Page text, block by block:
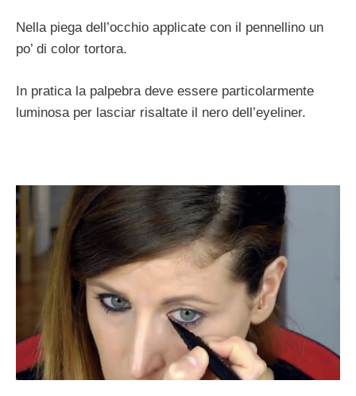
Nella piega dell’occhio applicate con il pennellino un
po’ di color tortora.
In pratica la palpebra deve essere particolarmente
luminosa per lasciar risaltate il nero dell’eyeliner.